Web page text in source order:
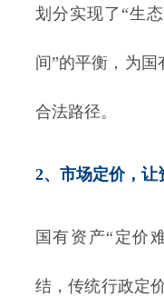
划分实现了“生
间”的平衡，为
合法路径。
2、市场定价，让
国有资产“定价
结，传统行政定